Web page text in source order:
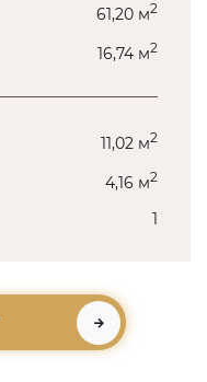
61,20 м2
16,74 м2
11,02 м2
4,16 м2
1